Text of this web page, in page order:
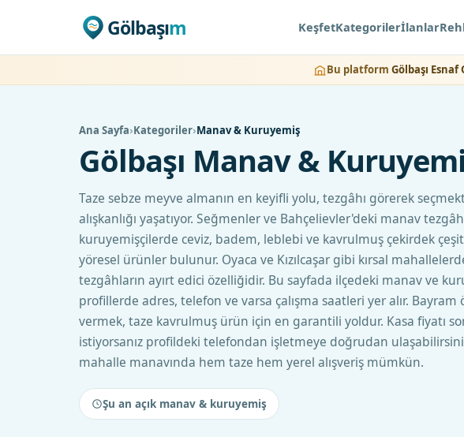
Gölbaşım KeşfetKategorilerİlanlar
Bu platform Gölbaşı Esnaf
Ana Sayfa›Kategoriler›Manav & Kuruyemiş
Gölbaşı Manav &
Taze sebze meyve almanın en keyifli yolu, tezgâhı görerek
alışkanlığı yaşatıyor. Seğmenler ve Bahçelievler'deki manav
kuruyemişçilerde ceviz, badem, leblebi ve kavrulmuş çekirdek
yöresel ürünler bulunur. Oyaca ve Kızılcaşar gibi kırsal
tezgâhların ayırt edici özelliğidir. Bu sayfada ilçedeki manav ve
profillerde adres, telefon ve varsa çalışma saatleri yer alır.
vermek, taze kavrulmuş ürün için en garantili yoldur. Kasa fiyatı
istiyorsanız profildeki telefondan işletmeye doğrudan
mahalle manavında hem taze hem yerel alışveriş mümkün.
Şu an açık manav & kuruyemiş